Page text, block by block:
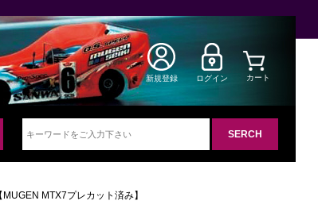
新規登録 ログイン カート
MTX7プレカット済み】